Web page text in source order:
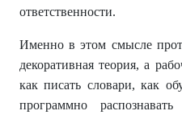
ответственности.
Именно в этом смысле
декоративная теория, а
как писать словари, как
программно